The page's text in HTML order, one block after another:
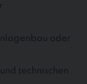
oder
technischen